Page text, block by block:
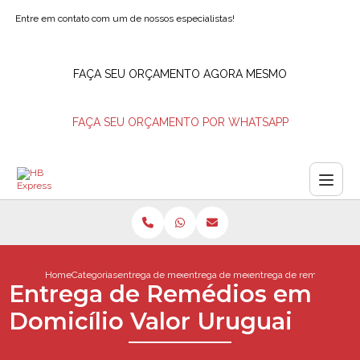
Entre em contato com um de nossos especialistas!
FAÇA SEU ORÇAMENTO AGORA MESMO
FAÇA SEU ORÇAMENTO POR WHATSAPP
HomeCategoriasentrega de medicamentosentrega de medicamentos em casa
entrega de remedios
Entrega de Remédios em
Domicílio Valor Uruguai